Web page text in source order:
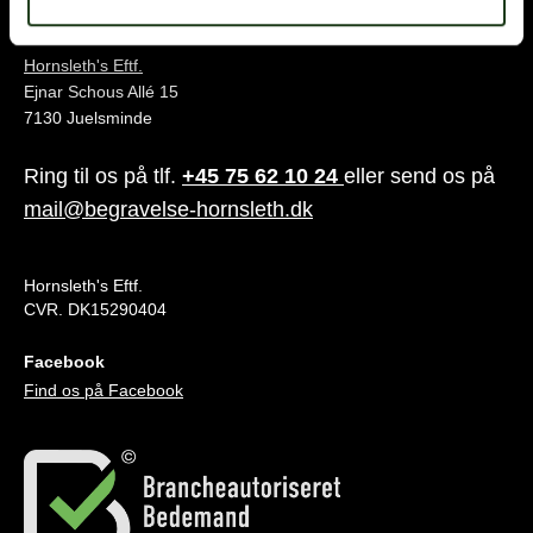
Hornsleth's Eftf.
Ejnar Schous Allé 15
7130 Juelsminde
Ring til os på tlf. +45 75 62 10 24 eller send os på
mail@begravelse-hornsleth.dk
Hornsleth's Eftf.
CVR. DK15290404
Facebook
Find os på Facebook